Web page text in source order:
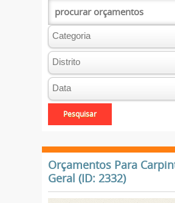
Orçamentos Para
Geral (ID: 2332)